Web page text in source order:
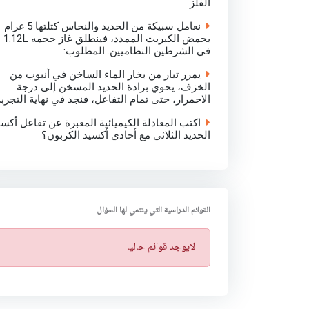
نعامل سبيكة من الحديد والنحاس كتلتها 5 غرام
بحمض الكبريت الممدد، فينطلق غاز حجمه 1.12L
في الشرطين النظاميين. المطلوب:
يمرر تيار من بخار الماء الساخن في أنبوب من
الخزف، يحوي برادة الحديد المسخن إلى درجة
الاحمرار، حتى تمام التفاعل، فنجد في نهاية
اكتب المعادلة الكيميائية المعبرة عن تفاعل
الحديد الثلاثي مع أحادي أكسيد الكربون؟
القوائم الدراسية التي ينتمي لها السؤال
ت
ن
لايوجد قوائم حاليا